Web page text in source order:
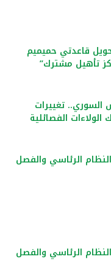
ن
:
قاعدتي حميميم
تأهيل مشترك”
السوري.. تغييرات
الولاءات الفصائلية
الرئاسي والفصل
الرئاسي والفصل